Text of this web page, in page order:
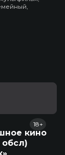
кино
обсл)
18+